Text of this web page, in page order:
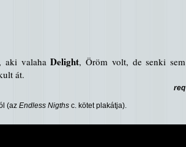
, aki valahaDelight, Öröm volt, de senki sem
át.
req
(az Endless Nigths c. kötet plakátja).